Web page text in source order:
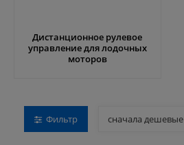
Дистанционное рулевое
управление для лодочных
моторов
Фильтр сначала дешевые